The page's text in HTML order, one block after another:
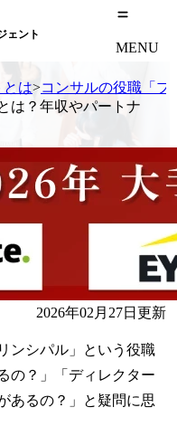
ェント
MENU
とは>コンサルの役職「
は？年収やパートナ
2026年02月27日更新
ンシパル」という役職
の？」「ディレクター
あるの？」と疑問に思